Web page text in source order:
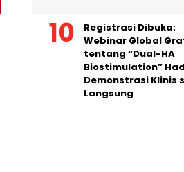
Registrasi Dibuka:
Webinar Global
tentang “Dual-HA
Biostimulation”
Demonstrasi Klinis
Langsung